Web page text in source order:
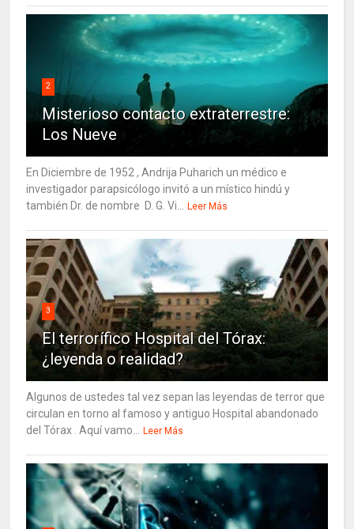
2
Misterioso contacto extraterrestre:
Los Nueve
En Diciembre de 1952 , Andrija Puharich un médico e
investigador parapsicólogo invitó a un místico hindú y
también Dr. de nombre D. G. Vi...
Leer Más
3
El terrorífico Hospital del Tórax:
¿leyenda o realidad?
Algunos de ustedes tal vez sepan las leyendas de terror que
circulan en torno al famoso y antiguo Hospital abandonado
del Tórax . Aquí vamo...
Leer Más